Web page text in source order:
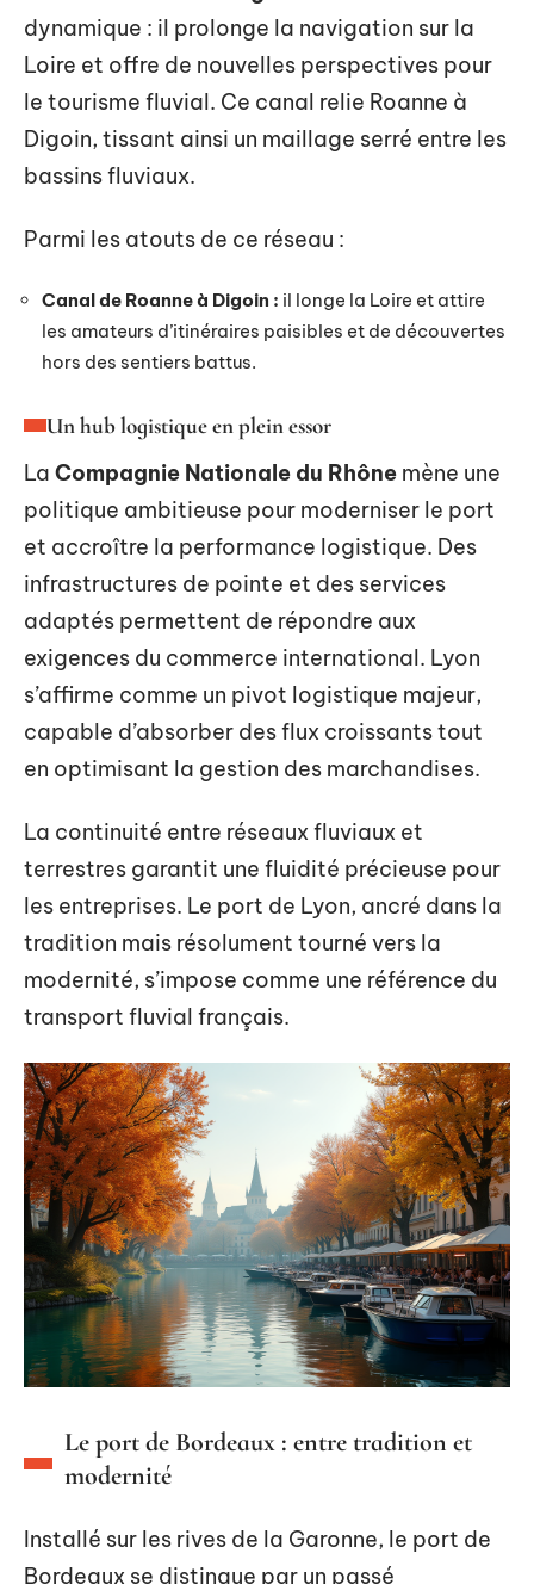
dynamique : il prolonge la navigation sur la
Loire et offre de nouvelles perspectives pour
le tourisme fluvial. Ce canal relie Roanne à
Digoin, tissant ainsi un maillage serré entre les
bassins fluviaux.
Parmi les atouts de ce réseau :
Canal de Roanne à Digoin : il longe la Loire et attire
les amateurs d’itinéraires paisibles et de découvertes
hors des sentiers battus.
Un hub logistique en plein essor
La Compagnie Nationale du Rhône mène une
politique ambitieuse pour moderniser le port
et accroître la performance logistique. Des
infrastructures de pointe et des services
adaptés permettent de répondre aux
exigences du commerce international. Lyon
s’affirme comme un pivot logistique majeur,
capable d’absorber des flux croissants tout
en optimisant la gestion des marchandises.
La continuité entre réseaux fluviaux et
terrestres garantit une fluidité précieuse pour
les entreprises. Le port de Lyon, ancré dans la
tradition mais résolument tourné vers la
modernité, s’impose comme une référence du
transport fluvial français.
Le port de Bordeaux : entre tradition et
modernité
Installé sur les rives de la Garonne, le port de
Bordeaux se distingue par un passé